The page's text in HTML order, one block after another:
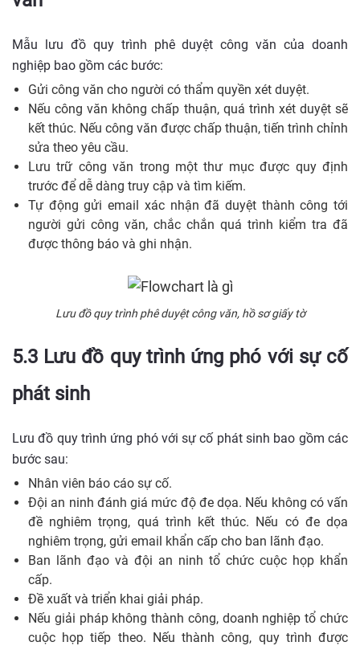
Mẫu lưu đồ quy trình phê duyệt công văn của doanh
nghiệp bao gồm các bước:
Gửi công văn cho người có thẩm quyền xét duyệt.
Nếu công văn không chấp thuận, quá trình xét duyệt sẽ
kết thúc. Nếu công văn được chấp thuận, tiến trình chỉnh
sửa theo yêu cầu.
Lưu trữ công văn trong một thư mục được quy định
trước để dễ dàng truy cập và tìm kiếm.
Tự động gửi email xác nhận đã duyệt thành công tới
người gửi công văn, chắc chắn quá trình kiểm tra đã
được thông báo và ghi nhận.
Lưu đồ quy trình phê duyệt công văn, hồ sơ giấy tờ
5.3 Lưu đồ quy trình ứng phó với sự cố
phát sinh
Lưu đồ quy trình ứng phó với sự cố phát sinh bao gồm các
bước sau:
Nhân viên báo cáo sự cố.
Đội an ninh đánh giá mức độ đe dọa. Nếu không có vấn
đề nghiêm trọng, quá trình kết thúc. Nếu có đe dọa
nghiêm trọng, gửi email khẩn cấp cho ban lãnh đạo.
Ban lãnh đạo và đội an ninh tổ chức cuộc họp khẩn
cấp.
Đề xuất và triển khai giải pháp.
Nếu giải pháp không thành công, doanh nghiệp tổ chức
cuộc họp tiếp theo. Nếu thành công, quy trình được